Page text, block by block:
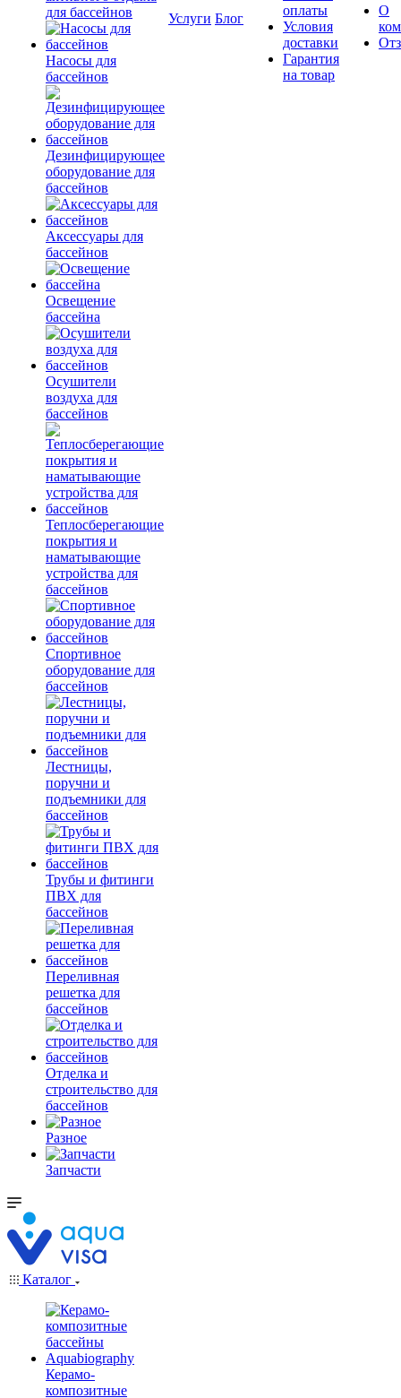
для бассейнов
Насосы для
бассейнов
Дезинфицирующее
оборудование для
бассейнов
Аксессуары для
бассейнов
Освещение
бассейна
Осушители
воздуха для
бассейнов
Теплосберегающие
покрытия и
наматывающие
устройства для
бассейнов
Спортивное
оборудование для
бассейнов
Лестницы,
поручни и
подъемники для
бассейнов
Трубы и фитинги
ПВХ для
бассейнов
Переливная
решетка для
бассейнов
Отделка и
строительство для
бассейнов
Разное
Запчасти
Услуги Блог
оплаты
Условия
доставки
Гарантия
на товар
О
Каталог
Керамо-
композитные